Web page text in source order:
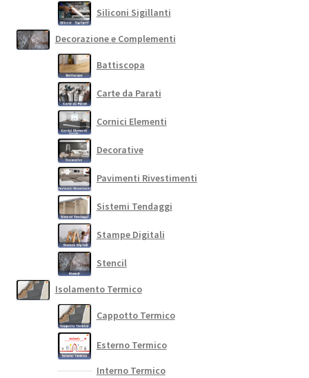
Siliconi Sigillanti
Decorazione e Complementi
Battiscopa
Carte da Parati
Cornici Elementi
Decorative
Pavimenti Rivestimenti
Sistemi Tendaggi
Stampe Digitali
Stencil
Isolamento Termico
Cappotto Termico
Esterno Termico
Interno Termico